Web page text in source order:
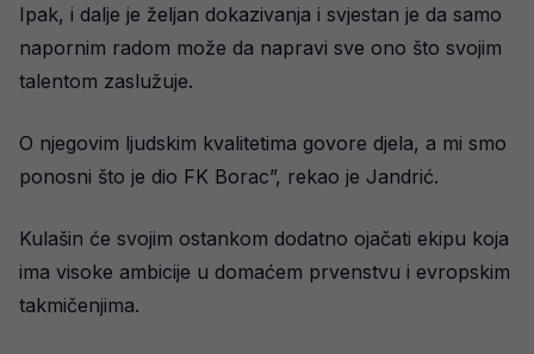
Ipak, i dalje je željan dokazivanja i svjestan je da samo
napornim radom može da napravi sve ono što svojim
talentom zaslužuje.
O njegovim ljudskim kvalitetima govore djela, a mi smo
ponosni što je dio FK Borac”, rekao je Jandrić.
Kulašin će svojim ostankom dodatno ojačati ekipu koja
ima visoke ambicije u domaćem prvenstvu i evropskim
takmičenjima.